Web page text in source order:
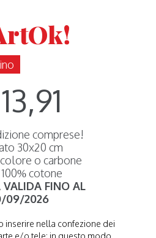
comprese!
30x20 cm
o carbone
cotone
VALIDA FINO AL
09/2026
inserire nella confezione dei
e/o tele: in questo modo